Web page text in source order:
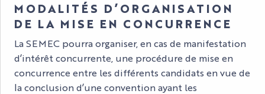
MODALITÉS D’ORGANISATION
DE LA MISE EN CONCURRENCE
La SEMEC pourra organiser, en cas de manifestation
d’intérêt concurrente, une procédure de mise en
concurrence entre les différents candidats en vue de
la conclusion d’une convention ayant les